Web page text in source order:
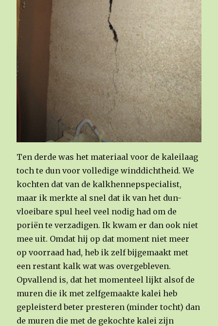
Ten derde was het materiaal voor de kaleilaag
toch te dun voor volledige winddichtheid. We
kochten dat van de kalkhennepspecialist,
maar ik merkte al snel dat ik van het dun-
vloeibare spul heel veel nodig had om de
poriën te verzadigen. Ik kwam er dan ook niet
mee uit. Omdat hij op dat moment niet meer
op voorraad had, heb ik zelf bijgemaakt met
een restant kalk wat was overgebleven.
Opvallend is, dat het momenteel lijkt alsof de
muren die ik met zelfgemaakte kalei heb
gepleisterd beter presteren (minder tocht) dan
de muren die met de gekochte kalei zijn